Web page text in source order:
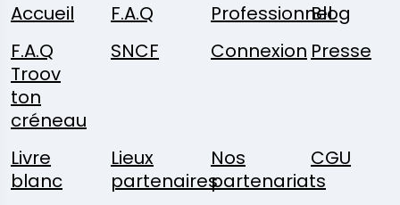
Accueil
F.A.Q Professionnel
Blog
F.A.Q
Troov
ton
créneau
SNCF Connexion Presse
Livre
blanc
Lieux
partenaires
Nos
partenariats
CGU